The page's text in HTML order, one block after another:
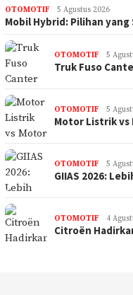
OTOMOTIF 5 Agustus 2026
Mobil Hybrid: Pilihan
OTOMOTIF 5
Truk Fuso
OTOMOTIF 5
Motor Listrik vs
OTOMOTIF 5
GIIAS 2026:
OTOMOTIF 4
Citroën